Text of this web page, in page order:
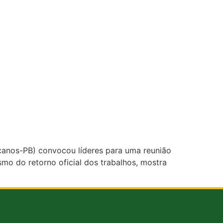
PB) convocou líderes para uma reunião
do retorno oficial dos trabalhos, mostra